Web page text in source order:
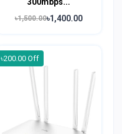
৳1,500.00৳1,400.00
৳200.00 Off